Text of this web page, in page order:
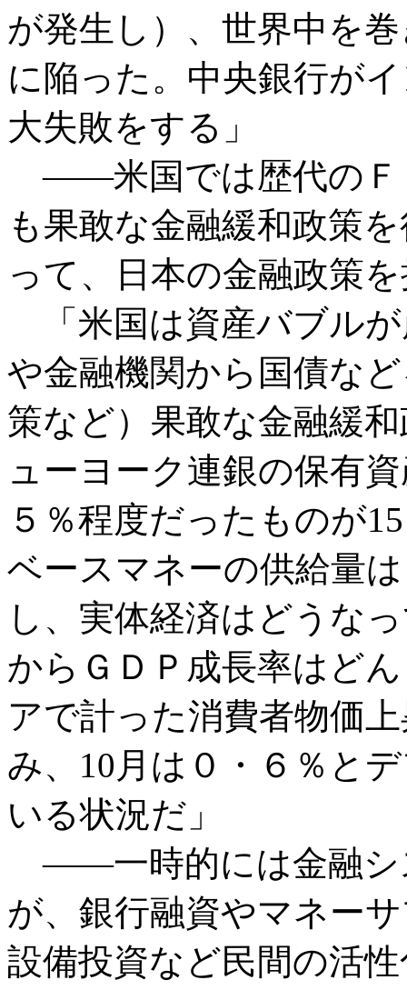
が発生し）、世界中を
に陥った。中央銀行が
大失敗をする」
――米国では歴代のＦ
も果敢な金融緩和政策
って、日本の金融政策
「米国は資産バブル
や金融機関から国債な
策など）果敢な金融緩
ューヨーク連銀の保有
５％程度だったものが
ベースマネーの供給量
し、実体経済はどうな
からＧＤＰ成長率はど
アで計った消費者物価
み、10月は０・６％と
いる状況だ」
――一時的には金融シ
が、銀行融資やマネー
設備投資など民間の活